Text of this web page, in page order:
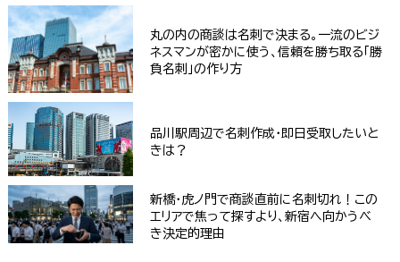
丸の内の商談は名刺で決まる。一流のビジ
ネスマンが密かに使う、信頼を勝ち取る「勝
負名刺」の作り方
品川駅周辺で名刺作成・即日受取したいと
きは？
新橋・虎ノ門で商談直前に名刺切れ！この
エリアで焦って探すより、新宿へ向かうべ
き決定的理由